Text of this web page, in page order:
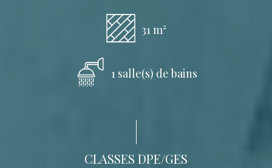
31 m²
1 salle(s) de bains
CLASSES DPE/GES